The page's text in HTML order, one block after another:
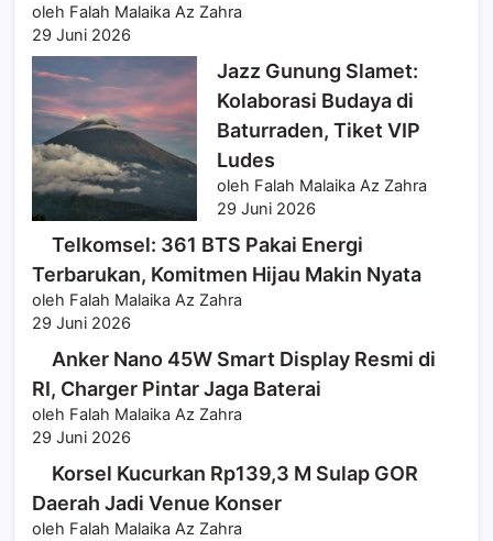
oleh Falah Malaika Az Zahra
29 Juni 2026
Jazz Gunung Slamet:
Kolaborasi Budaya di
Baturraden, Tiket VIP
Ludes
oleh Falah Malaika Az Zahra
29 Juni 2026
Telkomsel: 361 BTS Pakai Energi
Terbarukan, Komitmen Hijau Makin Nyata
oleh Falah Malaika Az Zahra
29 Juni 2026
Anker Nano 45W Smart Display Resmi di
RI, Charger Pintar Jaga Baterai
oleh Falah Malaika Az Zahra
29 Juni 2026
Korsel Kucurkan Rp139,3 M Sulap GOR
Daerah Jadi Venue Konser
oleh Falah Malaika Az Zahra